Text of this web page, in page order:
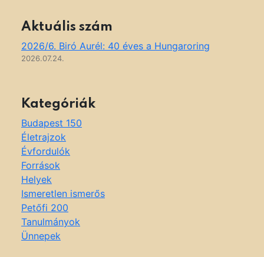
Aktuális szám
2026/6. Biró Aurél: 40 éves a Hungaroring
2026.07.24.
Kategóriák
Budapest 150
Életrajzok
Évfordulók
Források
Helyek
Ismeretlen ismerős
Petőfi 200
Tanulmányok
Ünnepek